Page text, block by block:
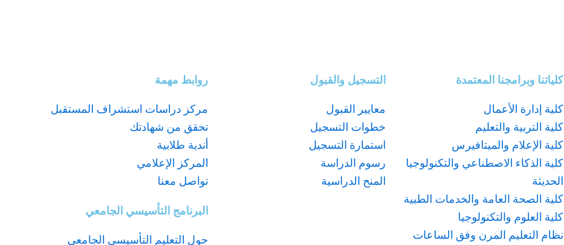
كلياتنا وبرامجنا المعتمدة
كلية إدارة الأعمال
كلية التربية والتعليم
كلية الإعلام والميتافيرس
كلية الذكاء الاصطناعي والتكنولوجيا
الحديثة
كلية الصحة العامة والخدمات الطبية
كلية العلوم والتكنولوجيا
نظام التعليم المرن وفق الساعات
التسجيل والقبول
معايير القبول
خطوات التسجيل
استمارة التسجيل
رسوم الدراسة
المنح الدراسية
روابط مهمة
مركز دراسات استشراف المستقبل
تحقق من شهادتك
أندية طلابية
المركز الإعلامي
تواصل معنا
البرنامج التأسيسي الجامعي
حول التعليم التأسيسي الجامعي